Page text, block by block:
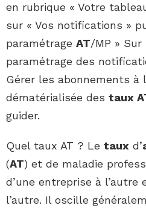
en rubrique « Votre
sur « Vos notifications »
paramétrage AT/MP » Sur
paramétrage des
Gérer les abonnements à
dématérialisée des taux
guider.
Quel taux AT ? Le taux d’
(AT) et de maladie
d’une entreprise à l’autre
l’autre. Il oscille